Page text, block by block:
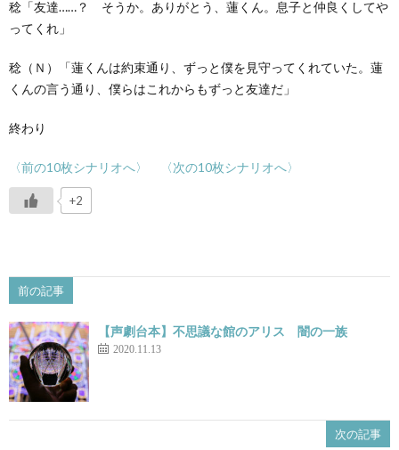
稔「友達……？ そうか。ありがとう、蓮くん。息子と仲良くしてや
ってくれ」
稔（Ｎ）「蓮くんは約束通り、ずっと僕を見守ってくれていた。蓮
くんの言う通り、僕らはこれからもずっと友達だ」
終わり
〈前の10枚シナリオへ〉 〈次の10枚シナリオへ〉
+2
前の記事
【声劇台本】不思議な館のアリス 闇の一族
2020.11.13
次の記事